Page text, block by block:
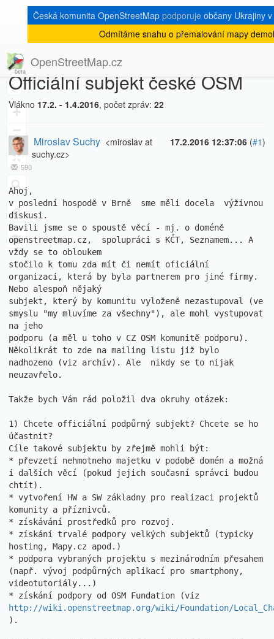
Česká komunita OpenStreetMap podporuje občany Ukrajiny
Odmítáme snahu o přemalování mapy
OpenStreetMap.cz
8
+
−
« zpět na výpis měsíce
[Talk-cz]
Officiální subjekt české OSM
Vlákno 17.2. - 1.4.2016, počet zpráv: 22
17.2.2016 12:37:06 (#1)
Miroslav Suchy <miroslav at
suchy.cz>
590
Ahoj,
v poslední hospodě v Brně  sme měli docela  výživnou
diskusi.
Bavili jsme se o spoustě věcí - mj. o doméně
openstreetmap.cz,  spolupráci s KČT, Seznamem... A
vždy se to obloukem
stočilo k tomu zda mít či nemít oficiální
organizaci, která by byla partnerem pro jiné firmy.
Nebo alespoň nějaký
subjekt, který by komunitu vyloženě nezastupoval (ve
smyslu "my mluvíme za všechny"), ale mohl vystupovat
na jeho
podporu (a měl u toho v CZ OSM komunitě podporu).
Několikrát to zde na mailing listu již bylo
nadhozeno (viz archív). Ale  nikdy se to nijak
neuzavřelo.
Takže bych Vám rád položil dva okruhy otázek:
1) Chcete officiální podpůrný subjekt? Chcete se ho
účastnit?
Cíle takové subjektu by zřejmě mohli být:
* převzetí nehmotneho majetku v podobě domén a možná
i dalších věcí (pokud jejich současní správci budou
chtít).
* vytvoření HW a SW základny pro realizaci projektů
komunity a příznivců.
* získávání prostředků pro rozvoj.
* získání trvalé podpory velkých subjektů (typicky
hosting, Mapy.cz apod.)
* podpora vybraných projektu s mezinárodním přesahem
(např. vývoj podpůrných aplikací pro smartphony,
videotutoriály...)
http://wiki.openstreetmap.org/wiki/Foundation/
).